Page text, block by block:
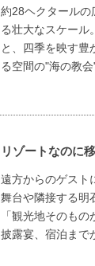
約28ヘクタールの
る壮大なスケール
と、四季を映す豊
る空間の"海の教
リゾートなのに
遠方からのゲスト
舞台や隣接する明
「観光地そのも
披露宴、宿泊まで